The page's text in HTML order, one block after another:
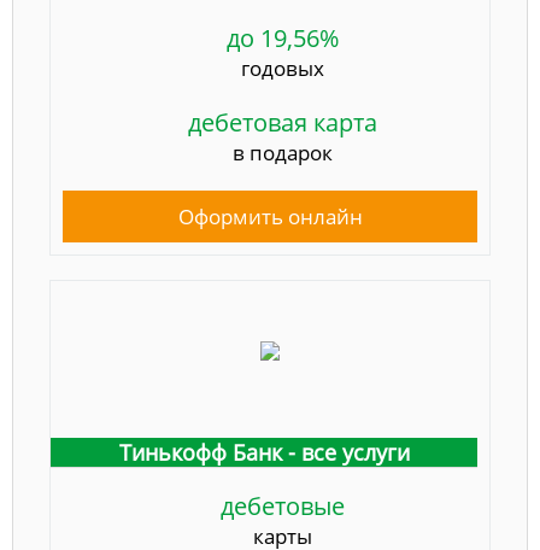
до 19,56%
годовых
дебетовая карта
в подарок
Оформить онлайн
Тинькофф Банк - все услуги
дебетовые
карты